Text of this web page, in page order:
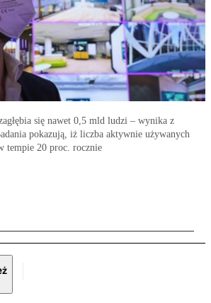
się nawet 0,5 mld ludzi – wynika z
pokazują, iż liczba aktywnie używanych
tempie 20 proc. rocznie